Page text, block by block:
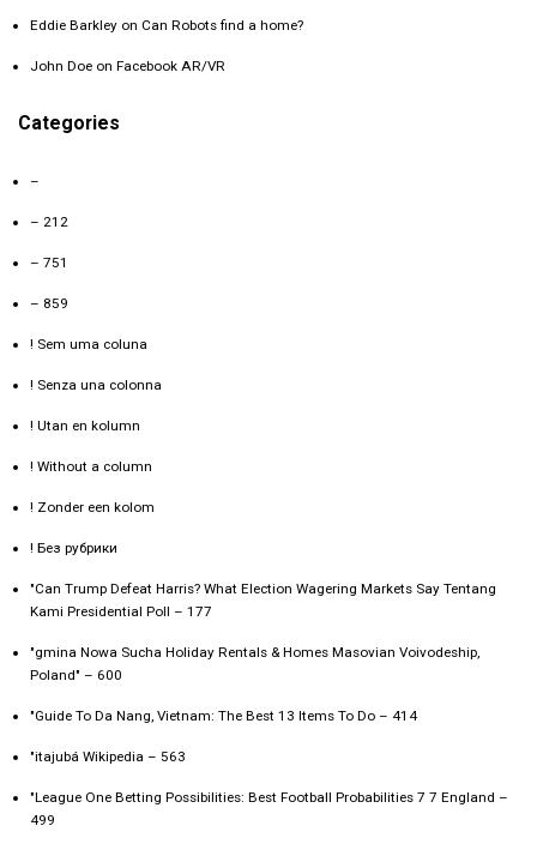
Eddie Barkley on Can Robots find a home?
John Doe on Facebook AR/VR
Categories
–
– 212
– 751
– 859
! Sem uma coluna
! Senza una colonna
! Utan en kolumn
! Without a column
! Zonder een kolom
! Без рубрики
"Can Trump Defeat Harris? What Election Wagering Markets Say Tentang
Kami Presidential Poll – 177
"gmina Nowa Sucha Holiday Rentals & Homes Masovian Voivodeship,
Poland" – 600
"Guide To Da Nang, Vietnam: The Best 13 Items To Do – 414
"itajubá Wikipedia – 563
"League One Betting Possibilities: Best Football Probabilities 7 7 England –
499